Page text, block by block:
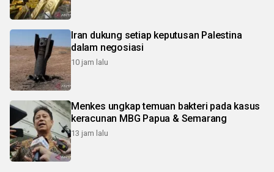
Iran dukung setiap keputusan Palestina
dalam negosiasi
10 jam lalu
Menkes ungkap temuan bakteri pada kasus
keracunan MBG Papua & Semarang
13 jam lalu